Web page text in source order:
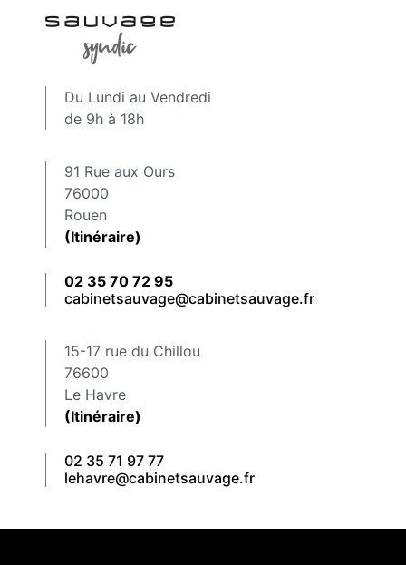
Du Lundi au Vendredi
de 9h à 18h
91 Rue aux Ours
76000
Rouen
(Itinéraire)
02 35 70 72 95
cabinetsauvage@cabinetsauvage.fr
15-17 rue du Chillou
76600
Le Havre
(Itinéraire)
02 35 71 97 77
lehavre@cabinetsauvage.fr